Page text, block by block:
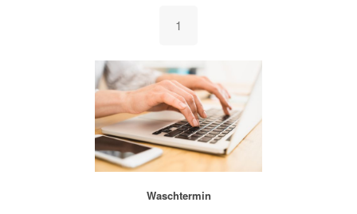
1
Waschtermin